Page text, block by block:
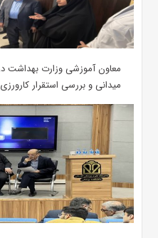
معاون آموزشی وزارت بهداشت
میدانی و بررسی استقرار